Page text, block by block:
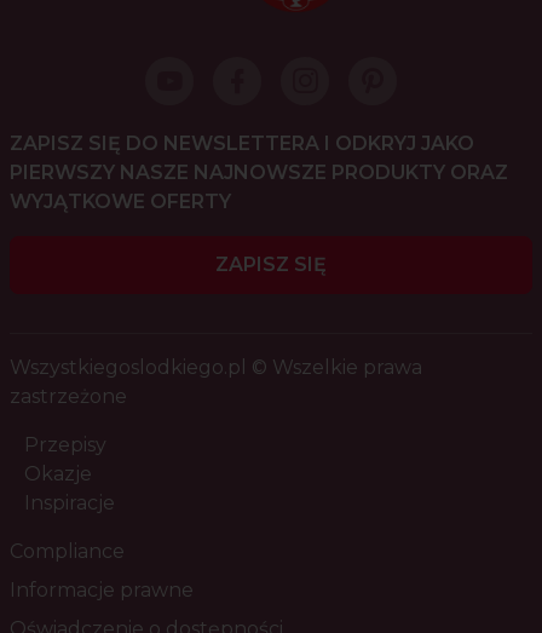
ZAPISZ SIĘ DO NEWSLETTERA I ODKRYJ JAKO
PIERWSZY NASZE NAJNOWSZE PRODUKTY ORAZ
WYJĄTKOWE OFERTY
ZAPISZ SIĘ
Wszystkiegoslodkiego.pl © Wszelkie prawa
zastrzeżone
Przepisy
Okazje
Inspiracje
Compliance
Informacje prawne